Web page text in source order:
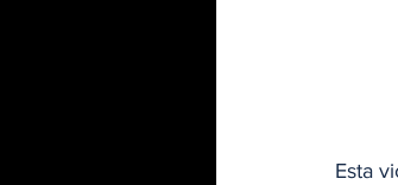
Esta